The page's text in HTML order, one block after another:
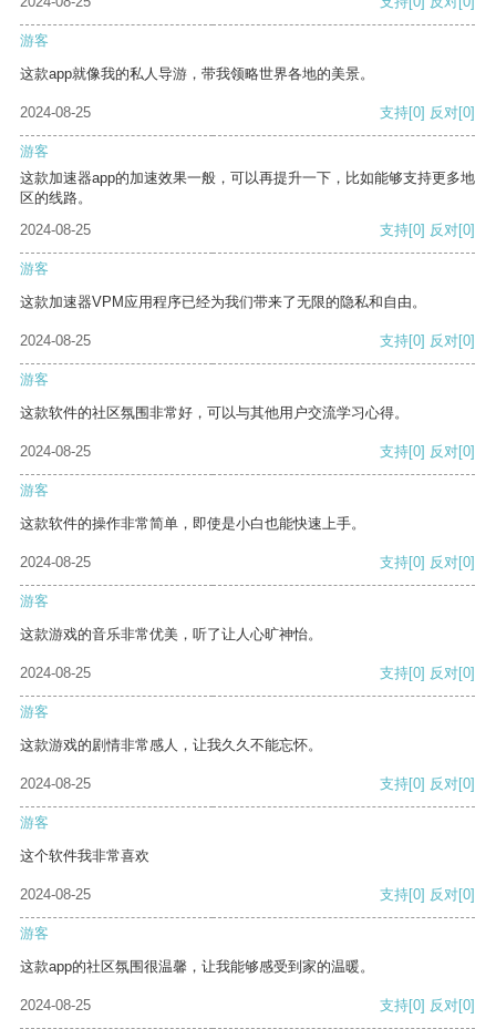
游客
这款app就像我的私人导游，带我领略世界各地的美景。
2024-08-25 支持[0] 反对[0]
游客
这款加速器app的加速效果一般，可以再提升一下，比如能够支持更多地
区的线路。
2024-08-25
支持[0] 反对[0]
游客
这款加速器VPM应用程序已经为我们带来了无限的隐私和自由。
2024-08-25 支持[0] 反对[0]
游客
这款软件的社区氛围非常好，可以与其他用户交流学习心得。
2024-08-25 支持[0] 反对[0]
游客
这款软件的操作非常简单，即使是小白也能快速上手。
2024-08-25 支持[0] 反对[0]
游客
这款游戏的音乐非常优美，听了让人心旷神怡。
2024-08-25 支持[0] 反对[0]
游客
这款游戏的剧情非常感人，让我久久不能忘怀。
2024-08-25 支持[0] 反对[0]
游客
这个软件我非常喜欢
2024-08-25 支持[0] 反对[0]
游客
这款app的社区氛围很温馨，让我能够感受到家的温暖。
2024-08-25 支持[0] 反对[0]